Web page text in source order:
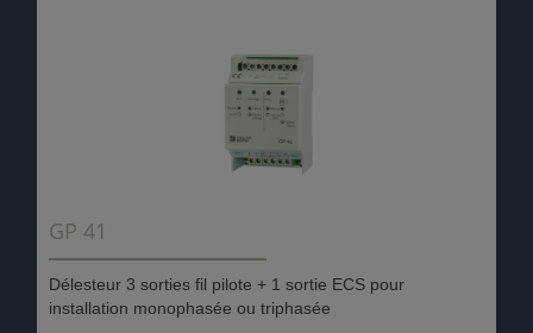
GP 41
Délesteur 3 sorties fil pilote + 1 sortie ECS pour
installation monophasée ou triphasée